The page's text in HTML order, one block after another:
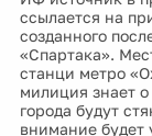
ссылается на
созданного
«Спартака».
станци метро
милиция знает
города будут
внимание